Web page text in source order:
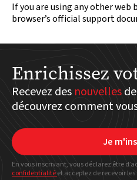
If you are using any other web
browser’s official support
Enrichissez
Recevez des nouvelles
découvrez comment
Je
En vous inscrivant, vous déclarez être
confidentialitéet acceptez de recevoir